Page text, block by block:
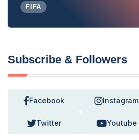
FIFA
Subscribe & Followers
Facebook Instagram
Twitter Youtube